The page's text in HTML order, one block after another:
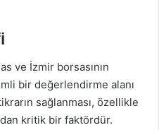
ve İzmir borsasının
bir değerlendirme alanı
sağlanması, özellikle
kritik bir faktördür.